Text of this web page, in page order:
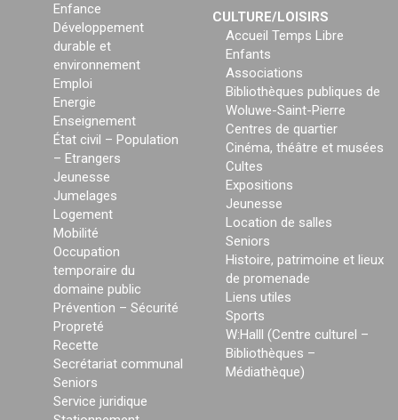
Enfance
Développement
durable et
environnement
Emploi
Energie
Enseignement
État civil – Population
– Etrangers
Jeunesse
Jumelages
Logement
Mobilité
Occupation
temporaire du
domaine public
Prévention – Sécurité
Propreté
Recette
Secrétariat communal
Seniors
Service juridique
CULTURE/LOISIRS
Accueil Temps Libre
Enfants
Associations
Bibliothèques publiques de
Woluwe-Saint-Pierre
Centres de quartier
Cinéma, théâtre et musées
Cultes
Expositions
Jeunesse
Location de salles
Seniors
Histoire, patrimoine et lieux
de promenade
Liens utiles
Sports
W:Halll (Centre culturel –
Bibliothèques –
Médiathèque)